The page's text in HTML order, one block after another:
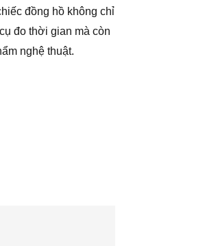
đồng hồ không chỉ
đo thời gian mà còn
nghệ thuật.